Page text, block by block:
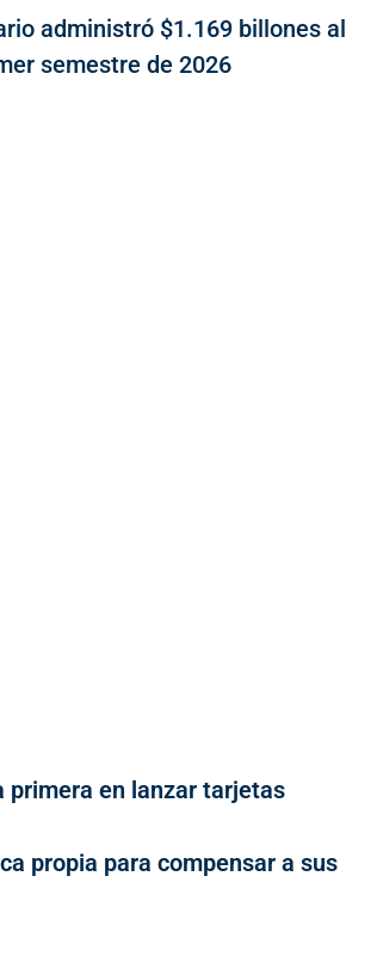
administró $1.169 billones al
semestre de 2026
primera en lanzar tarjetas
propia para compensar a sus